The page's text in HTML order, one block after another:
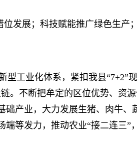
发展；科技赋能推广绿色生产
型工业化体系，紧扣我县“7+2”
。不断把牟定的区位优势、资
产业，大力发展生猪、肉牛
等发力，推动农业“接二连三”